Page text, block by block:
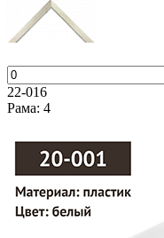
22-016
Рама: 4